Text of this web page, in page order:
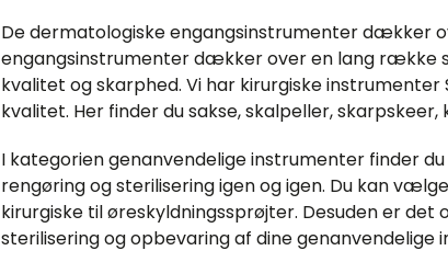
De dermatologiske engangsinstrumenter dækker
engangsinstrumenter dækker over en lang række
kvalitet og skarphed. Vi har kirurgiske
kvalitet. Her finder du sakse, skalpeller,
I kategorien genanvendelige instrumenter finder
rengøring og sterilisering igen og igen. Du kan
kirurgiske til øreskyldningssprøjter. Desuden er
sterilisering og opbevaring af dine genanvendelige